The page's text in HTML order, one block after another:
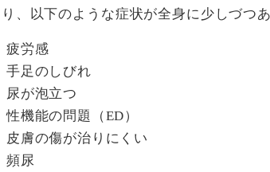
り、以下のような症状が全身に少しづつ
疲労感
手足のしびれ
尿が泡立つ
性機能の問題（ED）
皮膚の傷が治りにくい
頻尿